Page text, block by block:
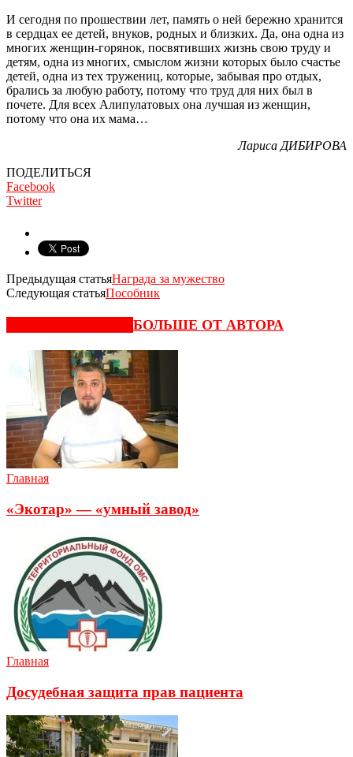
И сегодня по прошествии лет, память о ней бережно хранится
в сердцах ее детей, внуков, родных и близких. Да, она одна из
многих женщин-горянок, посвятивших жизнь свою труду и
детям, одна из многих, смыслом жизни которых было счастье
детей, одна из тех тружениц, которые, забывая про отдых,
брались за любую работу, потому что труд для них был в
почете. Для всех Алипулатовых она лучшая из женщин,
потому что она их мама…
Лариса ДИБИРОВА
ПОДЕЛИТЬСЯ
Facebook
Twitter
Предыдущая статьяНаграда за мужество
Следующая статьяПособник
БОЛЬШЕ ОТ АВТОРА
Главная
«Экотар» — «умный завод»
Главная
Досудебная защита прав пациента